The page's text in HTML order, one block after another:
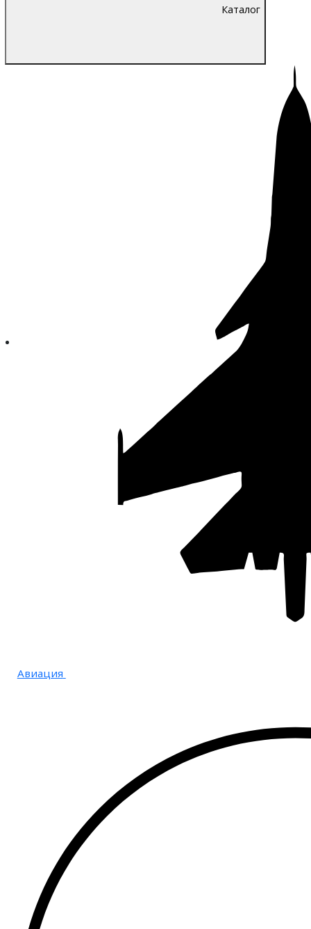
Каталог
Авиация